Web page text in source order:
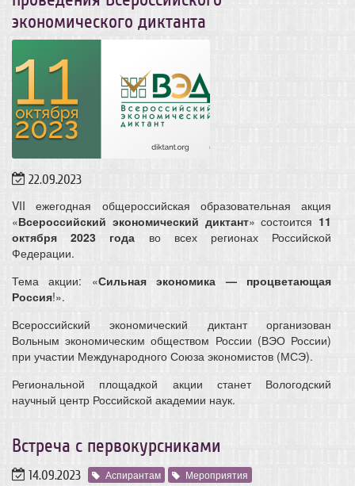
экономического диктанта
22.09.2023
VII ежегодная общероссийская образовательная акция
«Всероссийский экономический диктант» состоится 11
октября 2023 года во всех регионах Российской
Федерации.
Тема акции: «Сильная экономика — процветающая
Россия!».
Всероссийский экономический диктант организован
Вольным экономическим обществом России (ВЭО России)
при участии Международного Союза экономистов (МСЭ).
Региональной площадкой акции станет Вологодский
научный центр Российской академии наук.
Встреча с первокурсниками
14.09.2023 Аспирантам
Мероприятия